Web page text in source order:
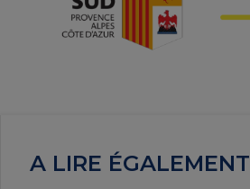
A LIRE ÉGALEMENT